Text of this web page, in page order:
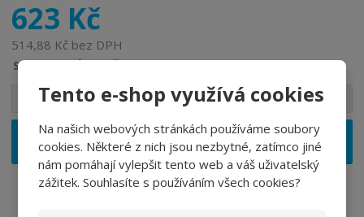
Tento e-shop využívá cookies
Na našich webových stránkách používáme soubory
cookies. Některé z nich jsou nezbytné, zatímco jiné
nám pomáhají vylepšit tento web a váš uživatelský
zážitek. Souhlasíte s používáním všech cookies?
623 Kč
514,88 Kč bez DPH
SKLADEM VÍCE NEŽ 30 KS
i
N
a
v
ý
š
i
t
í
i
Vložit do košíku